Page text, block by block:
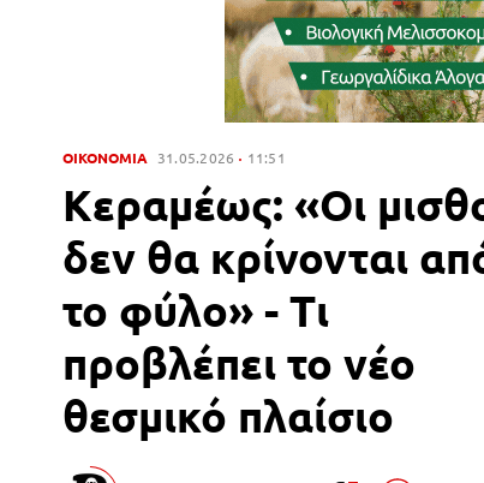
ΟΙΚΟΝΟΜΙΑ 31.05.2026 11:51
Κεραμέως: «Οι
δεν θα κρίνονται
το φύλο» - Τι
προβλέπει το νέο
θεσμικό πλαίσιο